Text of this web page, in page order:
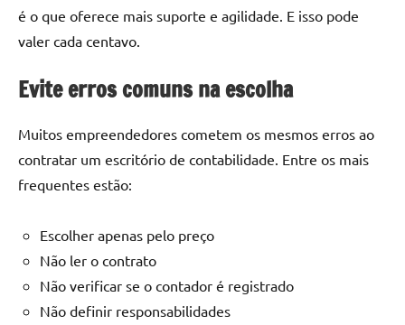
é o que oferece mais suporte e agilidade. E isso pode
valer cada centavo.
Evite erros comuns na escolha
Muitos empreendedores cometem os mesmos erros ao
contratar um escritório de contabilidade. Entre os mais
frequentes estão:
Escolher apenas pelo preço
Não ler o contrato
Não verificar se o contador é registrado
Não definir responsabilidades